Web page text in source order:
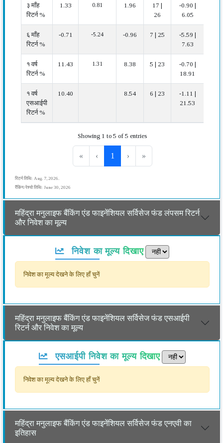
३ माँह
रिटर्न %
1.33 0.81 1.96
17 |
26
-0.90 |
6.05
६ माँह
रिटर्न %
-0.71 -5.24 -0.96 7 | 25
-5.59 |
7.63
१ वर्ष
रिटर्न %
11.43 1.31 8.38 5 | 23
-0.70 |
18.91
१ वर्ष
एसआईपी
रिटर्न %
10.40 8.54 6 | 23
-1.11 |
21.53
Showing 1 to 5 of 5 entries
« ‹ 1 › »
रिटर्न तिथि: Aug. 7, 2026.
रैंकिंग/रेश्यो तिथि: June 30, 2026
महिंद्रा मनुलाइफ बैंकिंग एंड फाइनेंशियल सर्विसेज फंड लंपसम रिटर्न
और निवेश का मूल्य
निवेश का मूल्य दिखाए
निवेश का मूल्य देखने के लिए हाँ चुनें
महिंद्रा मनुलाइफ बैंकिंग एंड फाइनेंशियल सर्विसेज फंड एसआईपी
रिटर्न और निवेश का मूल्य
एसआईपी निवेश का मूल्य दिखाए
निवेश का मूल्य देखने के लिए हाँ चुनें
महिंद्रा मनुलाइफ बैंकिंग एंड फाइनेंशियल सर्विसेज फंड एनएवी का
इतिहास